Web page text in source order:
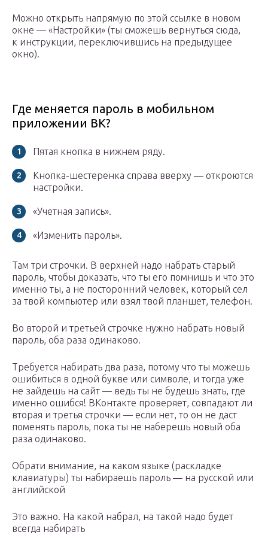
Можно открыть напрямую по этой ссылке в новом
окне — «Настройки» (ты сможешь вернуться сюда,
к инструкции, переключившись на предыдущее
окно).
Где меняется пароль в мобильном
приложении ВК?
Пятая кнопка в нижнем ряду.
Кнопка-шестеренка справа вверху — откроются
настройки.
«Учетная запись».
«Изменить пароль».
Там три строчки. В верхней надо набрать старый
пароль, чтобы доказать, что ты его помнишь и что это
именно ты, а не посторонний человек, который сел
за твой компьютер или взял твой планшет, телефон.
Во второй и третьей строчке нужно набрать новый
пароль, оба раза одинаково.
Требуется набирать два раза, потому что ты можешь
ошибиться в одной букве или символе, и тогда уже
не зайдешь на сайт — ведь ты не будешь знать, где
именно ошибся! ВКонтакте проверяет, совпадают ли
вторая и третья строчки — если нет, то он не даст
поменять пароль, пока ты не наберешь новый оба
раза одинаково.
Обрати внимание, на каком языке (раскладке
клавиатуры) ты набираешь пароль — на русской или
английской
Это важно. На какой набрал, на такой надо будет
всегда набирать